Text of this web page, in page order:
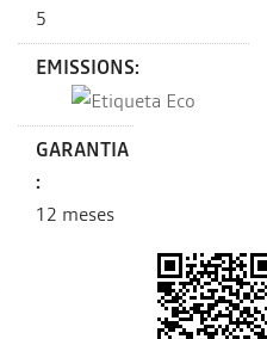
5
EMISSIONS:
GARANTIA
:
12 meses